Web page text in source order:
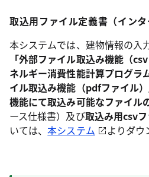
取込用ファイル定義書（インタ
本システムでは、建物情報の入
「外部ファイル取込み機能（
ネルギー消費性能計算プログラ
イル取込み機能（pdfファイル）
機能にて取込み可能なファイル
ース仕様書）及び取込み用csvフ
いては、本システム よりダウ